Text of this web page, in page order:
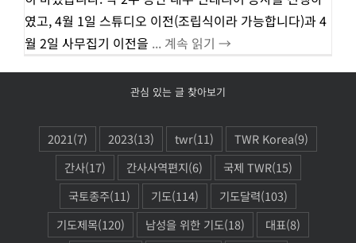
였고, 4월 1일 스튜디오 이전(조립식이라 가능합니다)과 4
월 2일 사무집기 이전을 ... 계속 읽기 →
관심 있는 글 찾아보기
2021(7) 2023(13) twr(11) TWR Korea(9)
간사(17) 간사사역편지(6) 국제 TWR(15)
국토종주(11) 기도(114) 기도달력(103)
기도제목(120) 남성을 위한 기도(18) 대표(8)